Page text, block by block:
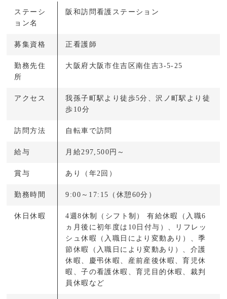
ステーシ
ョン名
阪和訪問看護ステーション
募集資格 正看護師
勤務先住
所
大阪府大阪市住吉区南住吉3-5-25
アクセス
我孫子町駅より徒歩5分、沢ノ町駅より徒
歩10分
訪問方法 自転車で訪問
給与 月給297,500円～
賞与 あり（年2回）
勤務時間 9:00～17:15（休憩60分）
休日休暇
4週8休制（シフト制） 有給休暇（入職6
ヵ月後に初年度は10日付与）、リフレッ
シュ休暇（入職日により変動あり）、季
節休暇（入職日により変動あり）、介護
休暇、慶弔休暇、産前産後休暇、育児休
暇、子の看護休暇、育児目的休暇、裁判
員休暇など